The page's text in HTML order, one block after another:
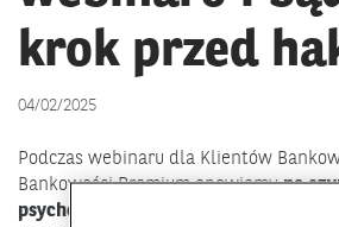
krok przed
04/02/2025
Podczas webinaru dla Klientów
Bankowości Premium opowiemyna
psychologia oszustw